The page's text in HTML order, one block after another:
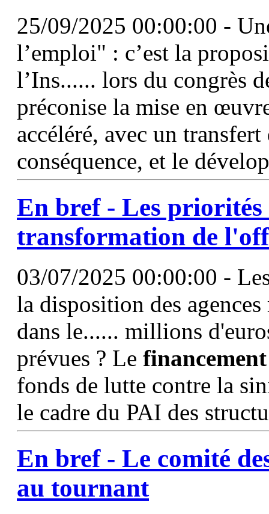
25/09/2025 00:00:00 -
l’emploi" : c’est la
l’Ins...... lors du congrès
préconise la mise en
accéléré, avec un
conséquence, et le
En bref - Les
transformation de
03/07/2025 00:00:00 -
la disposition des
dans le...... millions
prévues ? Le financement
fonds de lutte contre la
le cadre du PAI des
En bref - Le comité
au tournant